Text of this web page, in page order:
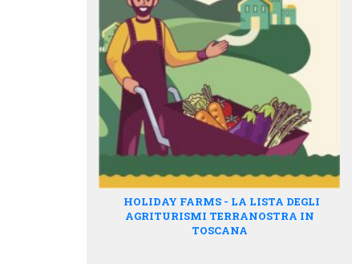
HOLIDAY FARMS - LA LISTA DEGLI
AGRITURISMI TERRANOSTRA IN
TOSCANA